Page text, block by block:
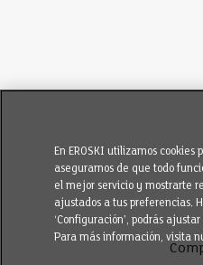
En EROSKI utilizamos cookies
asegurarnos de que todo
el mejor servicio y mostrarte
ajustados a tus preferencias.
‘Configuración’, podrás
Para más información, visita